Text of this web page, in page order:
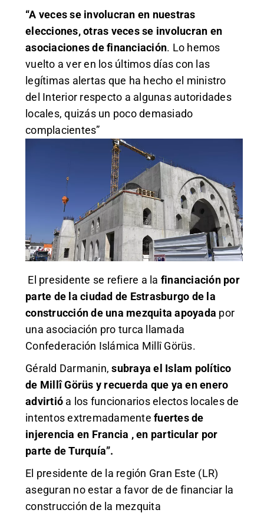
“A veces se involucran en nuestras
elecciones, otras veces se involucran en
asociaciones de financiación. Lo hemos
vuelto a ver en los últimos días con las
legítimas alertas que ha hecho el ministro
del Interior respecto a algunas autoridades
locales, quizás un poco demasiado
complacientes”
El presidente se refiere a la financiación por
parte de la ciudad de Estrasburgo de la
construcción de una mezquita apoyada por
una asociación pro turca llamada
Confederación Islámica Millî Görüs.
Gérald Darmanin,subraya el Islam político
de Millî Görüs y recuerda que ya en enero
advirtió a los funcionarios electos locales de
intentos extremadamente fuertes de
injerencia en Francia , en particular por
parte de Turquía”.
El presidente de la región Gran Este (LR)
aseguran no estar a favor de de financiar la
construcción de la mezquita